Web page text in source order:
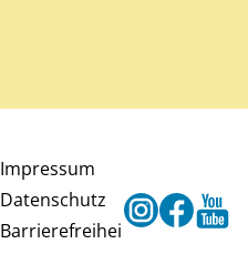
Impressum
Datenschutz
Barrierefreihei
Instagram